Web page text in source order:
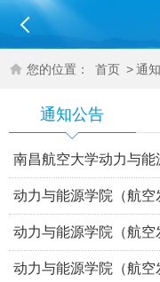
您的位置： 首页 >通
通知公告
南昌航空大学动力与能
关于 2025-2026学年
动力与能源学院（航
考博士生待录取名单公
动力与能源学院（航
申请考核制博士生待录
动力与能源学院（航